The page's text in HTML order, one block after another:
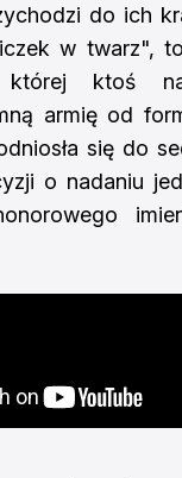
do ich
w twarz",
ktoś
armię od
się do
o nadaniu